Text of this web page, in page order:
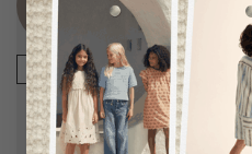
Item
unique
-50%